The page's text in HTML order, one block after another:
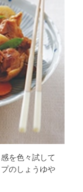
を色々試して
のしょうゆや